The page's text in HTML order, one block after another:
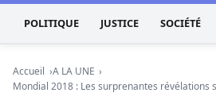
POLITIQUE JUSTICE SOCIÉTÉ
Accueil
A LA UNE
Mondial 2018 : Les surprenantes révélations